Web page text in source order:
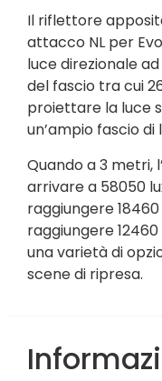
Il riflettore
attacco NL per
luce direzionale
del fascio tra cui
proiettare la luce
un’ampio fascio di
Quando a 3 metri,
arrivare a 58050
raggiungere
raggiungere
una varietà di
scene di ripresa.